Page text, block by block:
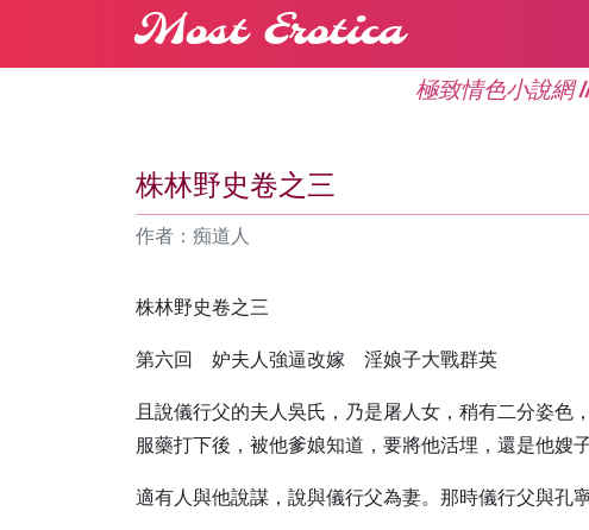
Most Erotica
極致情色小說網
株林野史卷之三
作者：痴道人
株林野史卷之三
第六回 妒夫人強逼改嫁 淫娘子大戰群英
且說儀行父的夫人吳氏，乃是屠人女，稍有二分姿色
服藥打下後，被他爹娘知道，要將他活埋，還是他嫂子
適有人與他說謀，說與儀行父為妻。那時儀行父與孔